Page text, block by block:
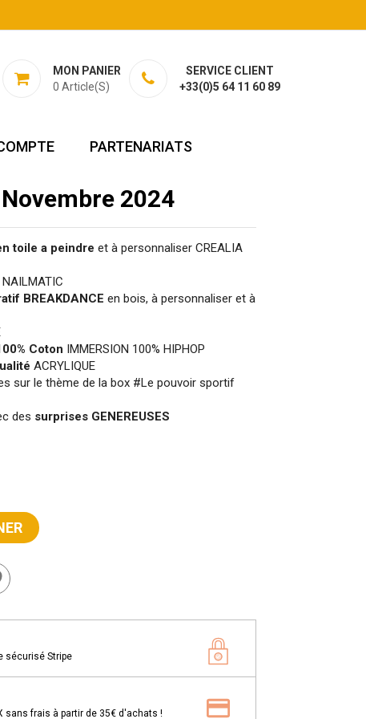
!
SERVICE CLIENT
+33(0)5 64 11 60 89
MON PANIER
0 Article(s)
PARTENARIATS
2024
toile a peindre et à personnaliser CREALIA
NAILMATIC
BREAKDANCE en bois, à personnaliser et à
Coton IMMERSION 100% HIPHOP
ACRYLIQUE
sur le thème de la box #Le pouvoir sportif
des surprises GENEREUSES
sécurisé Stripe
sans frais à partir de 35€ d'achats !